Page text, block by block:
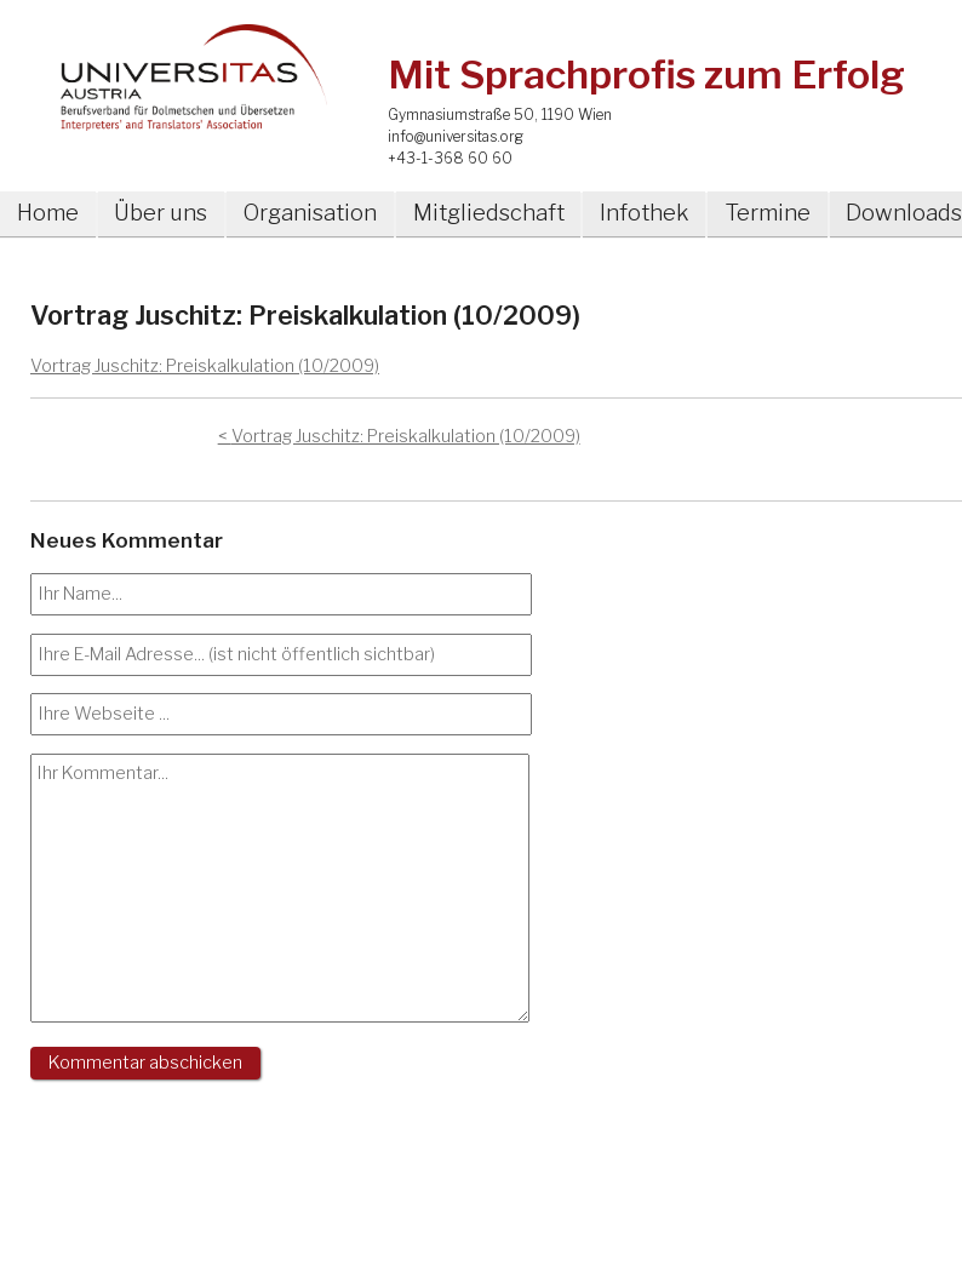
Mit Sprachprofis zum Erfolg
Gymnasiumstraße 50, 1190 Wien
info@universitas.org
+43-1-368 60 60
Home Über uns Organisation Mitgliedschaft Infothek Termine Downloads
Vortrag Juschitz: Preiskalkulation (10/2009)
Vortrag Juschitz: Preiskalkulation (10/2009)
Vortrag Juschitz: Preiskalkulation (10/2009)
Neues Kommentar